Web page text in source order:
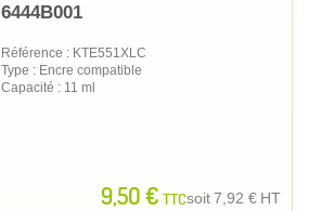
6444B001
Référence : KTE551XLC
Type : Encre compatible
Capacité : 11 ml
9,50 € TTCsoit7,92 € HT